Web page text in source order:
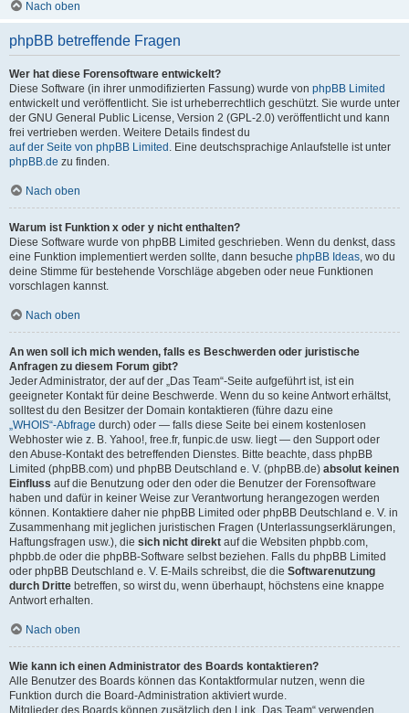
Nach oben
phpBB betreffende Fragen
Wer hat diese Forensoftware entwickelt?
Diese Software (in ihrer unmodifizierten Fassung) wurde von phpBB Limited
entwickelt und veröffentlicht. Sie ist urheberrechtlich geschützt. Sie wurde unter
der GNU General Public License, Version 2 (GPL-2.0) veröffentlicht und kann
frei vertrieben werden. Weitere Details findest du
auf der Seite von phpBB Limited . Eine deutschsprachige Anlaufstelle ist unter
phpBB.de zu finden.
Nach oben
Warum ist Funktion x oder y nicht enthalten?
Diese Software wurde von phpBB Limited geschrieben. Wenn du denkst, dass
eine Funktion implementiert werden sollte, dann besuche phpBB Ideas, wo du
deine Stimme für bestehende Vorschläge abgeben oder neue Funktionen
vorschlagen kannst.
Nach oben
An wen soll ich mich wenden, falls es Beschwerden oder juristische
Anfragen zu diesem Forum gibt?
Jeder Administrator, der auf der „Das Team“-Seite aufgeführt ist, ist ein
geeigneter Kontakt für deine Beschwerde. Wenn du so keine Antwort erhältst,
solltest du den Besitzer der Domain kontaktieren (führe dazu eine
„WHOIS“-Abfrage durch) oder — falls diese Seite bei einem kostenlosen
Webhoster wie z. B. Yahoo!, free.fr, funpic.de usw. liegt — den Support oder
den Abuse-Kontakt des betreffenden Dienstes. Bitte beachte, dass phpBB
Limited (phpBB.com) und phpBB Deutschland e. V. (phpBB.de) absolut keinen
Einfluss auf die Benutzung oder den oder die Benutzer der Forensoftware
haben und dafür in keiner Weise zur Verantwortung herangezogen werden
können. Kontaktiere daher nie phpBB Limited oder phpBB Deutschland e. V. in
Zusammenhang mit jeglichen juristischen Fragen (Unterlassungserklärungen,
Haftungsfragen usw.), die sich nicht direkt auf die Websiten phpbb.com,
phpbb.de oder die phpBB-Software selbst beziehen. Falls du phpBB Limited
oder phpBB Deutschland e. V. E-Mails schreibst, die die Softwarenutzung
durch Dritte betreffen, so wirst du, wenn überhaupt, höchstens eine knappe
Antwort erhalten.
Nach oben
Wie kann ich einen Administrator des Boards kontaktieren?
Alle Benutzer des Boards können das Kontaktformular nutzen, wenn die
Funktion durch die Board-Administration aktiviert wurde.
Mitglieder des Boards können zusätzlich den Link „Das Team“ verwenden.